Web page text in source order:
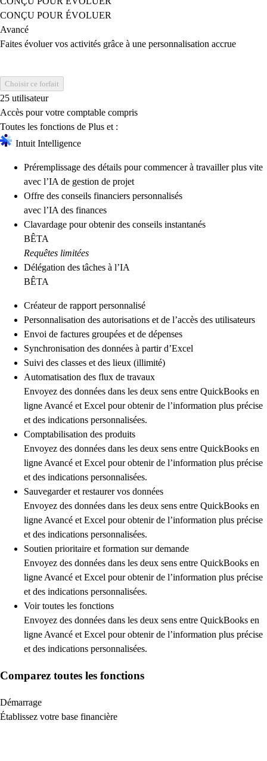
CONÇU POUR ÉVOLUER
Avancé
Faites évoluer vos activités grâce à une personnalisation accrue
Choisir ce forfait
25 utilisateur
Accès pour votre comptable compris
Toutes les fonctions de Plus et :
Intuit Intelligence
Préremplissage des détails pour commencer à travailler plus vite
avec l’IA de gestion de projet
Offre des conseils financiers personnalisés
avec l’IA des finances
Clavardage pour obtenir des conseils instantanés
BÊTA
Requêtes limitées
Délégation des tâches à l’IA
BÊTA
Créateur de rapport personnalisé
Personnalisation des autorisations et de l’accès des utilisateurs
Envoi de factures groupées et de dépenses
Synchronisation des données à partir d’Excel
Suivi des classes et des lieux (illimité)
Automatisation des flux de travaux
Envoyez des données dans les deux sens entre QuickBooks en
ligne Avancé et Excel pour obtenir de l’information plus précise
et des indications personnalisées.
Comptabilisation des produits
Envoyez des données dans les deux sens entre QuickBooks en
ligne Avancé et Excel pour obtenir de l’information plus précise
et des indications personnalisées.
Sauvegarder et restaurer vos données
Envoyez des données dans les deux sens entre QuickBooks en
ligne Avancé et Excel pour obtenir de l’information plus précise
et des indications personnalisées.
Soutien prioritaire et formation sur demande
Envoyez des données dans les deux sens entre QuickBooks en
ligne Avancé et Excel pour obtenir de l’information plus précise
et des indications personnalisées.
Voir toutes les fonctions
Envoyez des données dans les deux sens entre QuickBooks en
ligne Avancé et Excel pour obtenir de l’information plus précise
et des indications personnalisées.
Comparez toutes les fonctions
Démarrage
Établissez votre base financière